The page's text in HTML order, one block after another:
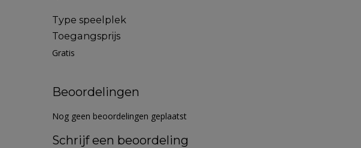
Type speelplek
Toegangsprijs
Gratis
Beoordelingen
Nog geen beoordelingen geplaatst
Schrijf een beoordeling